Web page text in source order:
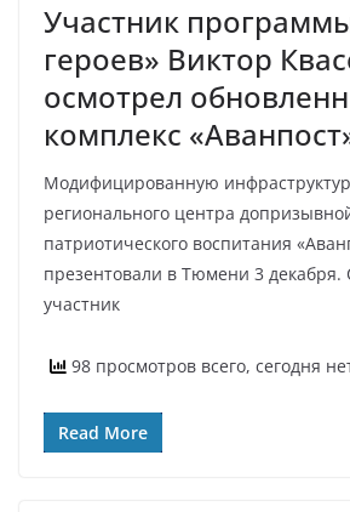
Участник
героев» Виктор
осмотрел
комплекс
Модифицированную
регионального центра
патриотического воспитания
презентовали в Тюмени 3 декабря.
участник
98 просмотров всего, сегодня
Read More